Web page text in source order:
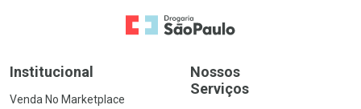
Ir para a Home
Institucional
Venda No Marketplace
Nossos
Serviços